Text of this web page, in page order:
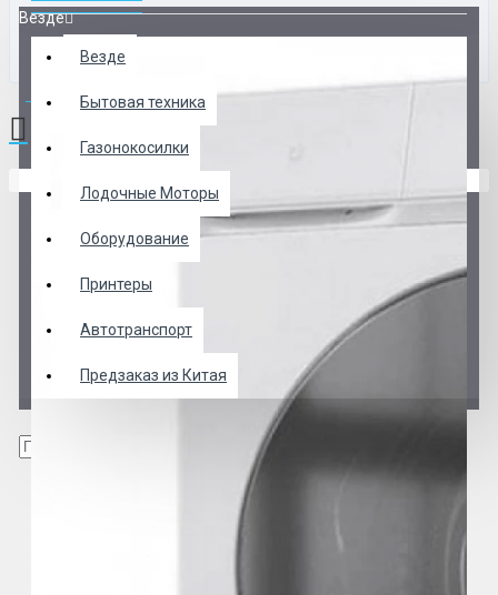
Везде
Везде
Бытовая техника
Газонокосилки
Лодочные Моторы
Оборудование
Принтеры
Автотранспорт
Предзаказ из Китая
0 товар(ов) - 0 р.